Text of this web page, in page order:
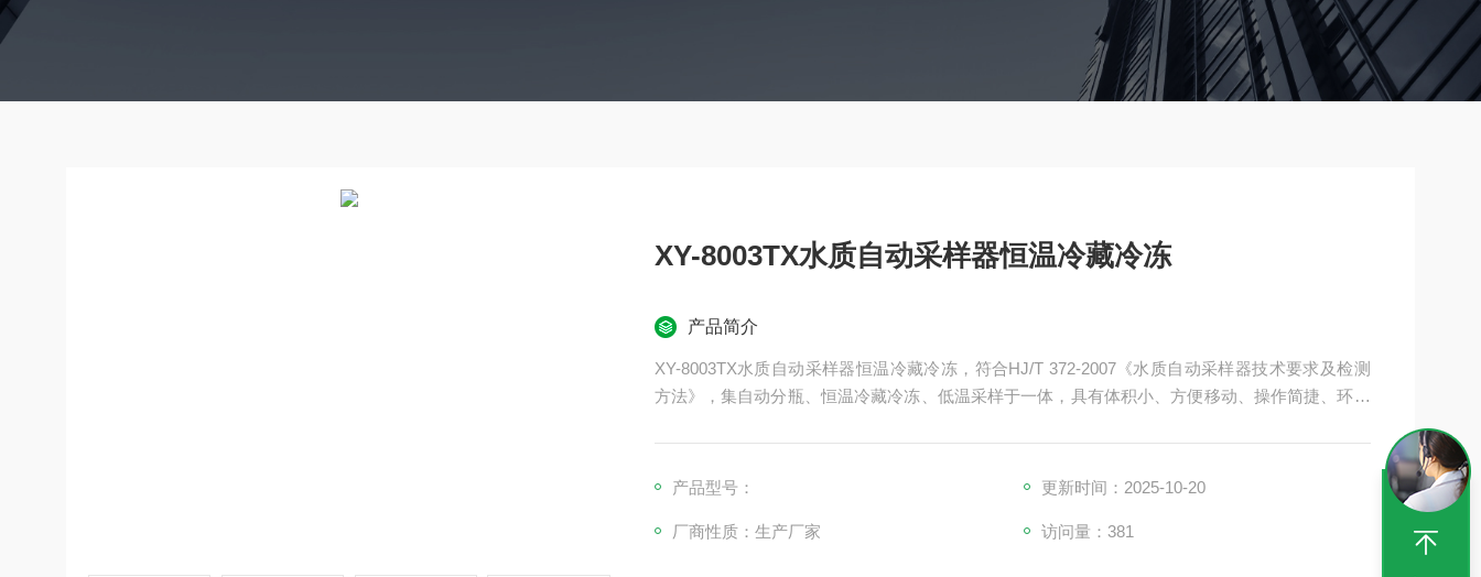
XY-8003TX水质自动采样器恒温冷藏冷冻
产品简介
XY-8003TX水质自动采样器恒温冷藏冷冻，符合HJ/T 372-2007《水质自动采样器技术要求及检测
方法》，集自动分瓶、恒温冷藏冷冻、低温采样于一体，具有体积小、方便移动、操作简捷、环保
产品型号： 更新时间：2025-10-20
厂商性质：生产厂家 访问量：381